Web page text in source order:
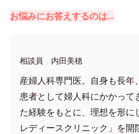
お悩みにお答えするのは…
相談員 内田美穂
産婦人科専門医。自身も長年、
患者として婦人科にかかって
た経験をもとに、理想を形に
レディースクリニック」を開